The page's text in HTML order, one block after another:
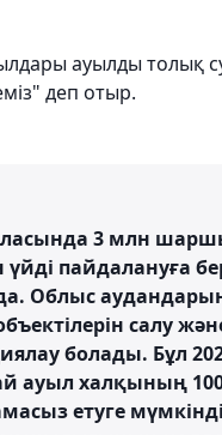
ауылды толық
деп отыр.
3 млн
пайдалануға
Облыс
салу
болады. Бұл
ауыл халқының
етуге